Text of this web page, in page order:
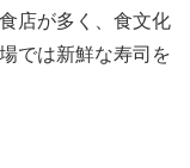
店が多く、食文化
では新鮮な寿司を